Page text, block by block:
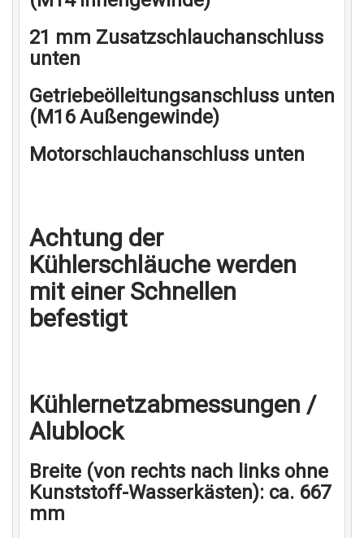
21 mm Zusatzschlauchanschluss
unten
Getriebeölleitungsanschluss unten
(M16 Außengewinde)
Motorschlauchanschluss unten
Achtung der
Kühlerschläuche werden
mit einer Schnellen
befestigt
Kühlernetzabmessungen /
Alublock
Breite (von rechts nach links ohne
Kunststoff-Wasserkästen): ca. 667
mm